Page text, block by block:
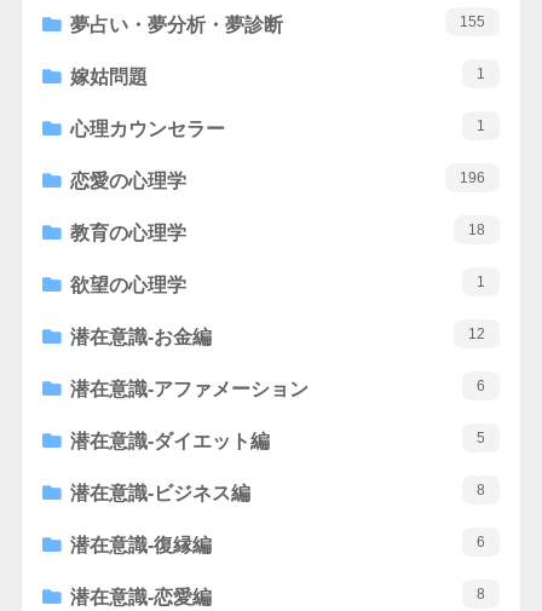
夢占い・夢分析・夢診断 155
嫁姑問題 1
心理カウンセラー 1
恋愛の心理学 196
教育の心理学 18
欲望の心理学 1
潜在意識-お金編 12
潜在意識-アファメーション 6
潜在意識-ダイエット編 5
潜在意識-ビジネス編 8
潜在意識-復縁編 6
潜在意識-恋愛編 8